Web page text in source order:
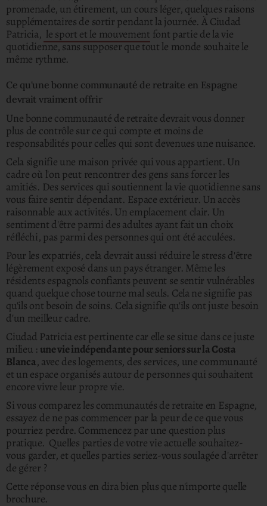
promenade, un étirement, un cours léger, quelques raisons
supplémentaires de sortir pendant la journée. À Ciudad
Patricia, le sport et le mouvement font partie de la vie
quotidienne, sans supposer que tout le monde souhaite le
même rythme.
Ce qu'une bonne communauté de retraite en Espagne
devrait vraiment offrir
Une bonne communauté de retraite devrait vous donner
plus de contrôle sur ce qui compte et moins de
responsabilités pour celles qui sont devenues une nuisance.
Cela signifie une maison privée qui vous appartient. Un
cadre où l'on peut rencontrer des gens sans forcer les
amitiés. Des services qui soutiennent la vie quotidienne sans
vous faire sentir dépendant. Espace extérieur. Un accès
raisonnable aux activités. Un emplacement clair. Un
sentiment d'être parmi des adultes ayant fait un choix
réfléchi, pas parmi des personnes qui ont été acculées.
Pour les expatriés, cela devrait aussi réduire le stress d'être
légèrement exposé dans un pays étranger. Même les
résidents espagnols confiants peuvent se sentir vulnérables
quand quelque chose tourne mal seuls. Cela ne signifie pas
qu'ils ont besoin de soins. Cela signifie qu'ils ont juste besoin
d'un meilleur cadre.
Ciudad Patricia est pertinente car elle se situe dans ce juste
milieu : une vie indépendante pour seniors sur la Costa
Blanca, avec des logements, des services, une communauté
et un espace organisés autour de personnes qui souhaitent
encore vivre leur propre vie.
Si vous comparez les communautés de retraite en Espagne,
essayez de ne pas commencer par la peur de ce que vous
pourriez perdre. Commencez par une question plus
pratique. Quelles parties de votre vie actuelle souhaitez-
vous garder, et quelles parties seriez-vous soulagée d'arrêter
de gérer ?
Cette réponse vous en dira bien plus que n'importe quelle
brochure.